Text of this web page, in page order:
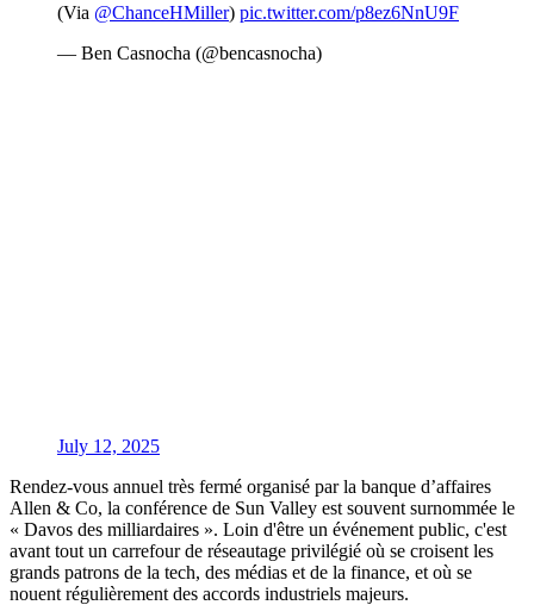
(Via @ChanceHMiller) pic.twitter.com/p8ez6NnU9F
— Ben Casnocha (@bencasnocha)
July 12, 2025
Rendez-vous annuel très fermé organisé par la banque d’affaires
Allen & Co, la conférence de Sun Valley est souvent surnommée le
« Davos des milliardaires ». Loin d'être un événement public, c'est
avant tout un carrefour de réseautage privilégié où se croisent les
grands patrons de la tech, des médias et de la finance, et où se
nouent régulièrement des accords industriels majeurs.